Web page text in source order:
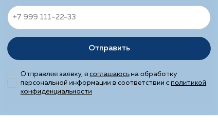
Отправить
Отправляя заявку, я соглашаюсь на обработку
персональной информации в соответствии с политикой
конфиденциальности